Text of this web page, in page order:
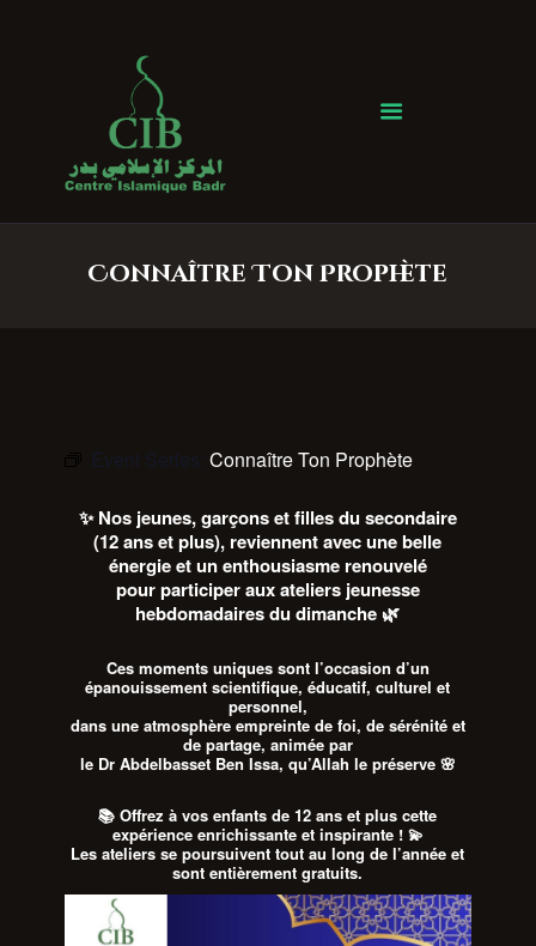
Connaître Ton Prophète
Centre Islamique Badr
Accueil
À propos
Services
Event Series: Connaître Ton Prophète
✨ Nos jeunes, garçons et filles du secondaire
(12 ans et plus), reviennent avec une belle
énergie et un enthousiasme renouvelé
pour participer auxateliers jeunesse
hebdomadaires du dimanche 🌿
Ces moments uniques sont l’occasion d’un
épanouissement scientifique, éducatif, culturel et
personnel,
dans une atmosphère empreinte de foi, de sérénité et
de partage, animée par
le Dr Abdelbasset Ben Issa, qu’Allah le préserve 🌸
📚Offrez à vos enfants de 12 ans et plus cette
expérience enrichissante et inspirante !💫
Les ateliers se poursuiventtout au long de l’année et
sontentièrement gratuits.